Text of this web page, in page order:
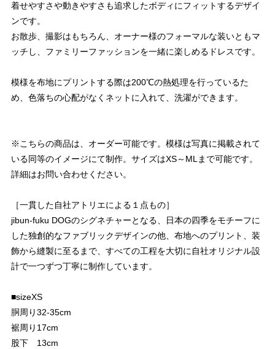
着せやすさや動きやすさも追求したボディにフィットするデザイ
ンです。
お散歩、撮影はもちろん、オーナー様のフォーマルな装いともマ
ッチし、ファミリーファッションを一緒に楽しめるドレスです。
模様を布地にプリントする際は200℃の熱処理を行っているた
め、色落ちの心配がなくネットに入れて、洗濯ができます。
※こちらの商品は、オーダー可能です。模様は写真に掲載されて
いる同等のイメージにて制作。サイズはXS～MLまで可能です。
詳細はお問い合わせください。
［一貫した自社アトリエによる１点もの］
jibun-fuku DOGのシグネチャーとなる、日本の四季をモチーフに
した独創的なファブリックデザインの他、布地へのプリント、装
飾から縫製に至るまで、すべての工程を大切に自社オリジナル設
計で一つずつ丁寧に制作しています。
■sizeXS
胴周り32-35cm
裾周り17cm
股下 13cm